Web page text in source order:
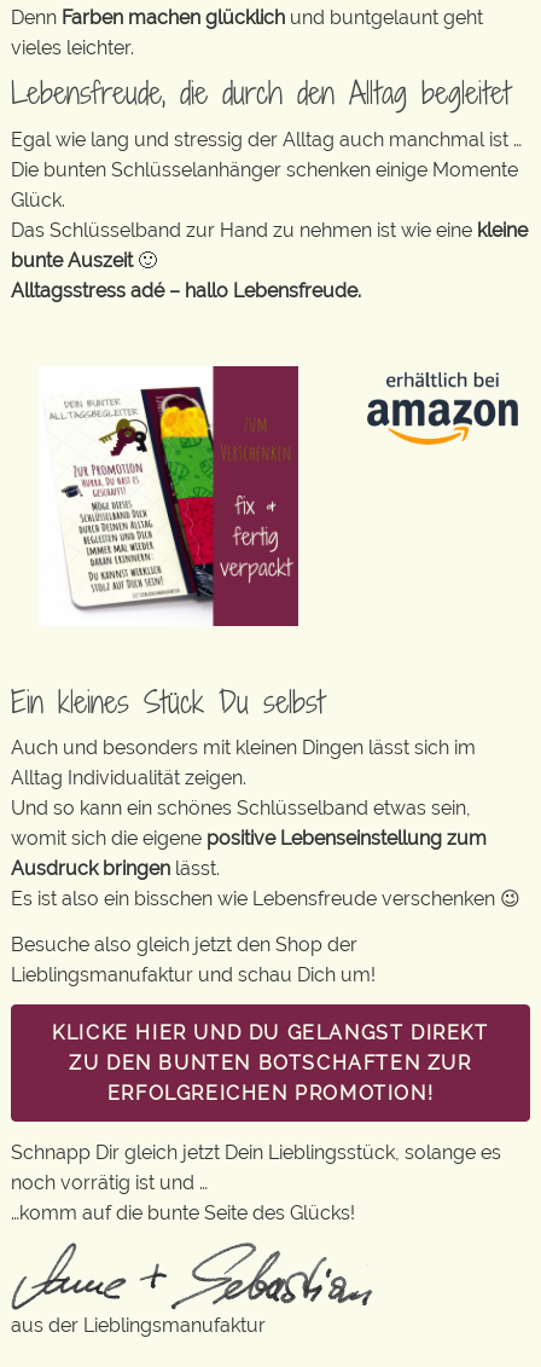
Denn Farben machen glücklich und buntgelaunt geht
vieles leichter.
Lebensfreude, die durch den Alltag begleitet
Egal wie lang und stressig der Alltag auch manchmal ist …
Die bunten Schlüsselanhänger schenken einige Momente
Glück.
Das Schlüsselband zur Hand zu nehmen ist wie eine kleine
bunte Auszeit🙂
Alltagsstress adé – hallo Lebensfreude.
Ein kleines Stück Du selbst
Auch und besonders mit kleinen Dingen lässt sich im
Alltag Individualität zeigen.
Und so kann ein schönes Schlüsselband etwas sein,
womit sich die eigene positive Lebenseinstellung zum
Ausdruck bringen lässt.
Es ist also ein bisschen wie Lebensfreude verschenken 😉
Besuche also gleich jetzt den Shop der
Lieblingsmanufaktur und schau Dich um!
KLICKE HIER UND DU GELANGST DIREKT
ZU DEN BUNTEN BOTSCHAFTEN ZUR
ERFOLGREICHEN PROMOTION!
Schnapp Dir gleich jetzt Dein Lieblingsstück, solange es
noch vorrätig ist und …
…komm auf die bunte Seite des Glücks!
aus der Lieblingsmanufaktur